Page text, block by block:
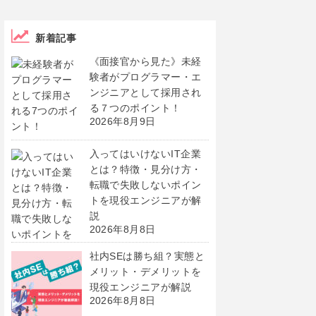
新着記事
《面接官から見た》未経
験者がプログラマー・エ
ンジニアとして採用され
る７つのポイント！
2026年8月9日
入ってはいけないIT企業
とは？特徴・見分け方・
転職で失敗しないポイン
トを現役エンジニアが解
説
2026年8月8日
社内SEは勝ち組？実態と
メリット・デメリットを
現役エンジニアが解説
2026年8月8日